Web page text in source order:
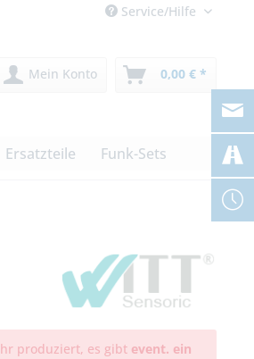
Service/Hilfe
Mein Konto 0,00 € *
Ersatzteile Funk-Sets
produziert, es gibt event. ein